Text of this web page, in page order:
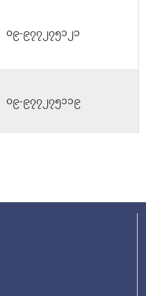
၀၉-၉၇၇၂၇၅၁၂၁
၀၉-၉၇၇၂၇၅၁၁၉